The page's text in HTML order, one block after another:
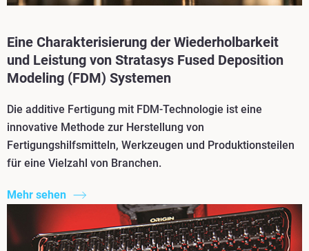
Eine Charakterisierung der Wiederholbarkeit
und Leistung von Stratasys Fused Deposition
Modeling (FDM) Systemen
Die additive Fertigung mit FDM-Technologie ist eine
innovative Methode zur Herstellung von
Fertigungshilfsmitteln, Werkzeugen und Produktionsteilen
für eine Vielzahl von Branchen.
Mehr sehen